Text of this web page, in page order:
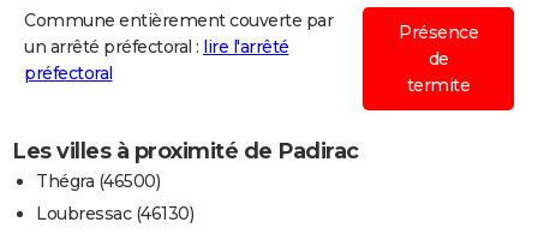
Commune entièrement couverte par
un arrêté préfectoral : lire l'arrêté
préfectoral
Présence
de
termite
Les villes à proximité de Padirac
Thégra (46500)
Loubressac (46130)